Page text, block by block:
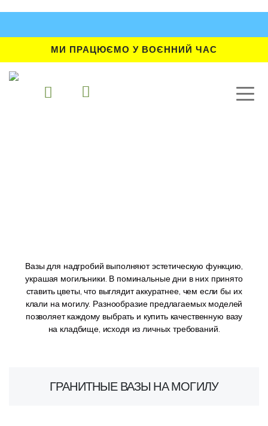
МИ ПРАЦЮЄМО У ВОЄННИЙ ЧАС
Вазы для надгробий выполняют эстетическую функцию,
украшая могильники. В поминальные дни в них принято
ставить цветы, что выглядит аккуратнее, чем если бы их
клали на могилу. Разнообразие предлагаемых моделей
позволяет каждому выбрать и купить качественную вазу
на кладбище, исходя из личных требований.
ГРАНИТНЫЕ ВАЗЫ НА МОГИЛУ